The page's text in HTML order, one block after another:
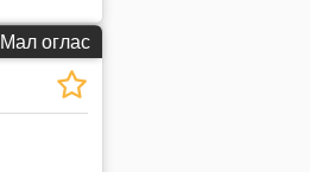
Мал оглас